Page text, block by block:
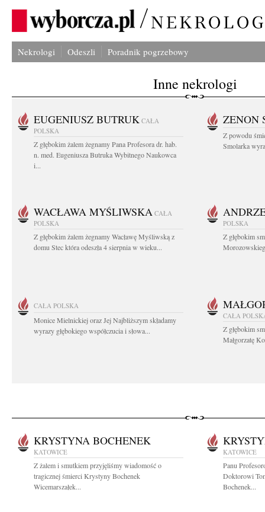
Nekrologi Odeszli Poradnik pogrzebowy
Inne nekrologi
EUGENIUSZ BUTRUK CAŁA
POLSKA
Z głębokim żalem żegnamy Pana Profesora dr. hab.
n. med. Eugeniusza Butruka Wybitnego Naukowca
i...
ZENON
Z powodu
Smolarka
WACŁAWA MYŚLIWSKA CAŁA
POLSKA
Z głębokim żalem żegnamy Wacławę Myśliwską z
domu Stec która odeszła 4 sierpnia w wieku...
POLSKA
Z głębokim
CAŁA POLSKA
Monice Mielnickiej oraz Jej Najbliższym składamy
wyrazy głębokiego współczucia i słowa...
CAŁA
Z głębokim
Małgorzatę
KRYSTYNA BOCHENEK
KATOWICE
Z żalem i smutkiem przyjęliśmy wiadomość o
tragicznej śmierci Krystyny Bochenek
Wicemarszałek...
KATOWICE
Panu
Doktorowi
Bochenek...